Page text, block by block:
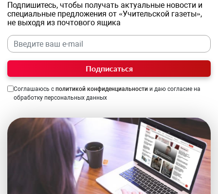
Подпишитесь, чтобы получать актуальные новости и
специальные предложения от «Учительской газеты»,
не выходя из почтового ящика
Подписаться
Соглашаюсь с политикой конфиденциальности и даю согласие на
обработку персональных данных